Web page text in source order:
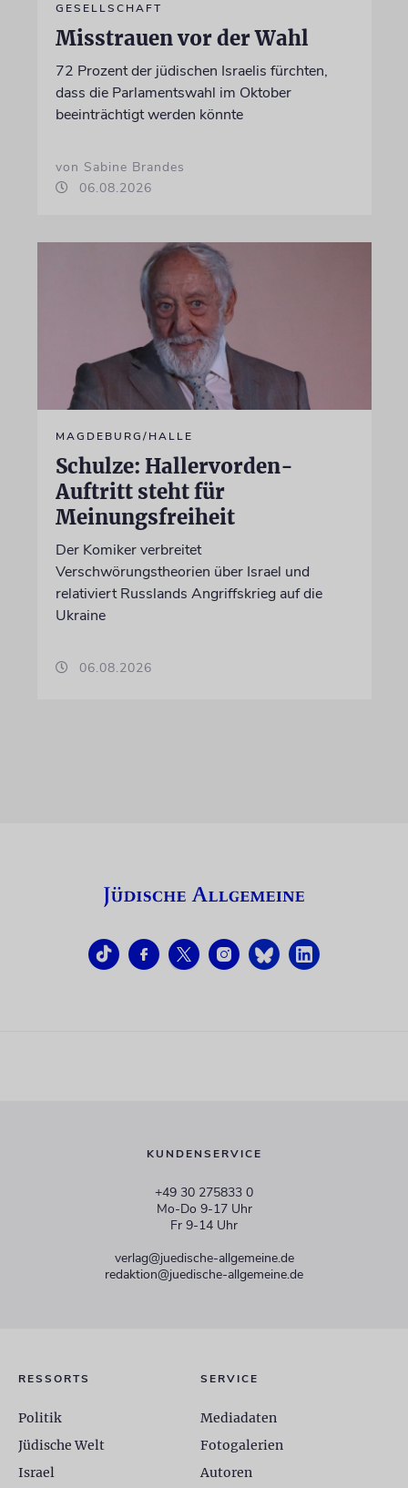
GESELLSCHAFT
Misstrauen vor der Wahl
72 Prozent der jüdischen Israelis fürchten,
dass die Parlamentswahl im Oktober
beeinträchtigt werden könnte
von Sabine Brandes
06.08.2026
MAGDEBURG/HALLE
Schulze: Hallervorden-
Auftritt steht für
Meinungsfreiheit
Der Komiker verbreitet
Verschwörungstheorien über Israel und
relativiert Russlands Angriffskrieg auf die
Ukraine
06.08.2026
KUNDENSERVICE
+49 30 275833 0
Mo-Do 9-17 Uhr
Fr 9-14 Uhr
verlag@juedische-allgemeine.de
redaktion@juedische-allgemeine.de
RESSORTS
Politik
Jüdische Welt
Israel
SERVICE
Mediadaten
Fotogalerien
Autoren